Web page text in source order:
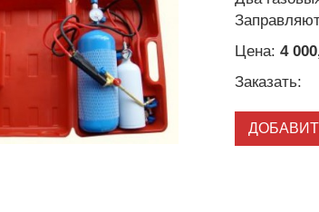
Цена: 4
Заказать: